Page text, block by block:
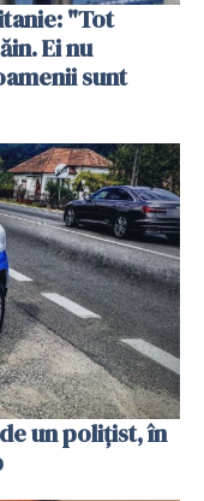
"Tot
Ei nu
sunt
un polițist, în